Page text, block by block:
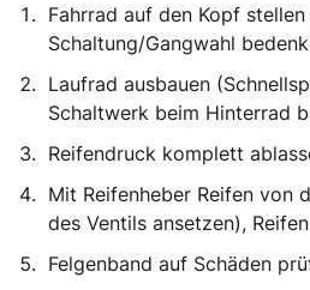
Fahrrad auf den Kopf
Schaltung/Gangwahl
Laufrad ausbauen
Schaltwerk beim Hinterrad
Reifendruck komplett
Mit Reifenheber Reifen von
des Ventils ansetzen),
Felgenband auf Schäden